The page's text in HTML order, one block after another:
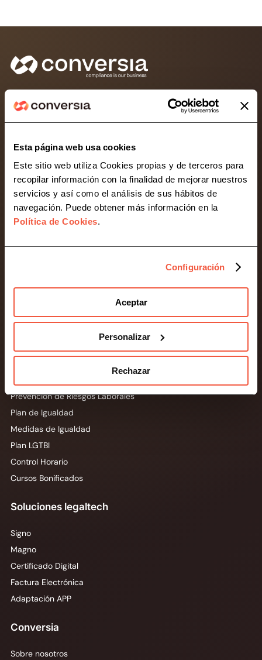
Esta página web usa cookies
Este sitio web utiliza Cookies propias y de terceros para
recopilar información con la finalidad de mejorar nuestros
servicios y así como el análisis de sus hábitos de
navegación. Puede obtener más información en la
Política de Cookies.
Configuración
Aceptar
Personalizar
Rechazar
Consultoría líder en protección de datos y
compliance para empresas, pymes y autónomos.
la gestión normativa de tu negocio.
Contacta con Conversia
Compliance
Prevención de Riesgos Penales
Prevención de Blanqueo de Capitales
LSSI y E-commerce
Prevención de Riesgos Laborales
Plan de Igualdad
Medidas de Igualdad
Plan LGTBI
Control Horario
Cursos Bonificados
Soluciones legaltech
Signo
Magno
Certificado Digital
Factura Electrónica
Adaptación APP
Conversia
Sobre nosotros